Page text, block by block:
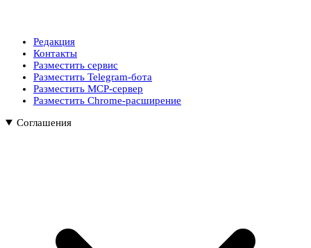
Редакция
Контакты
Разместить сервис
Разместить Telegram-бота
Разместить MCP-сервер
Разместить Chrome-расширение
Соглашения